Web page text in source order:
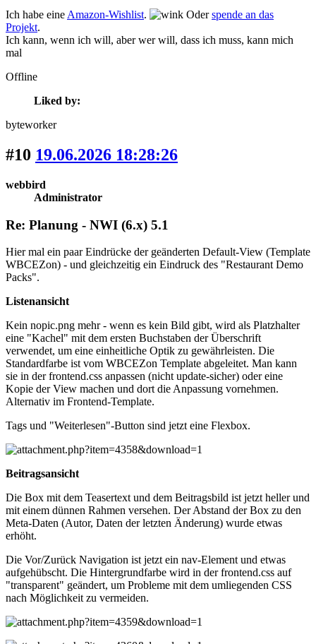
Ich habe eine Amazon-Wishlist. Oderspende an das
Projekt.
Ich kann, wenn ich will, aber wer will, dass ich muss, kann mich
mal
Offline
Liked by:
byteworker
#10 19.06.2026 18:28:26
webbird
Administrator
Re: Planung - NWI (6.x) 5.1
Hier mal ein paar Eindrücke der geänderten Default-View (Template
WBCEZon) - und gleichzeitig ein Eindruck des "Restaurant Demo
Packs".
Listenansicht
Kein nopic.png mehr - wenn es kein Bild gibt, wird als Platzhalter
eine "Kachel" mit dem ersten Buchstaben der Überschrift
verwendet, um eine einheitliche Optik zu gewährleisten. Die
Standardfarbe ist vom WBCEZon Template abgeleitet. Man kann
sie in der frontend.css anpassen (nicht update-sicher) oder eine
Kopie der View machen und dort die Anpassung vornehmen.
Alternativ im Frontend-Template.
Tags und "Weiterlesen"-Button sind jetzt eine Flexbox.
Beitragsansicht
Die Box mit dem Teasertext und dem Beitragsbild ist jetzt heller und
mit einem dünnen Rahmen versehen. Der Abstand der Box zu den
Meta-Daten (Autor, Daten der letzten Änderung) wurde etwas
erhöht.
Die Vor/Zurück Navigation ist jetzt ein nav-Element und etwas
aufgehübscht. Die Hintergrundfarbe wird in der frontend.css auf
"transparent" geändert, um Probleme mit dem umliegenden CSS
nach Möglichkeit zu vermeiden.